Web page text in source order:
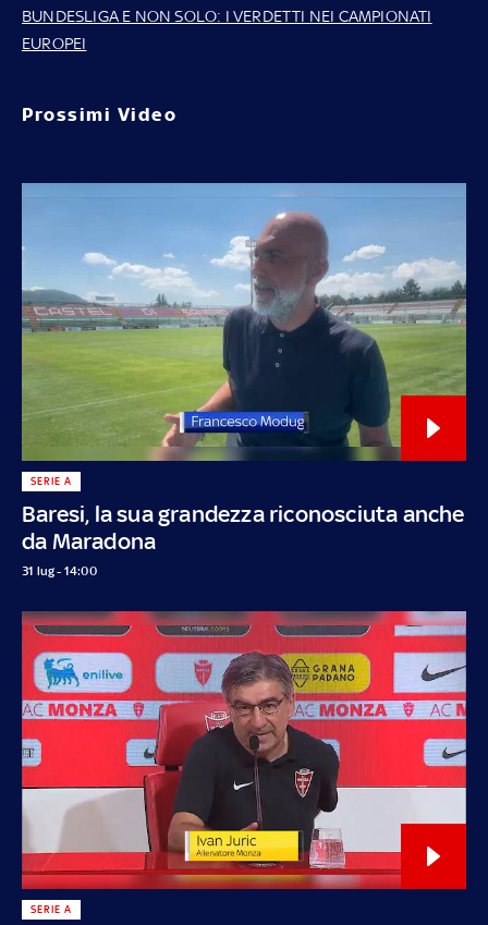
BUNDESLIGA E NON SOLO: I VERDETTI NEI CAMPIONATI
EUROPEI
Prossimi Video
Baresi, la sua grandezza riconosciuta anche
da Maradona
SERIE A
31 lug - 14:00
SERIE A